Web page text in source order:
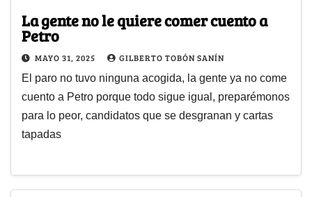
La gente no le quiere comer cuento a
Petro
MAYO 31, 2025 GILBERTO TOBÓN SANÍN
El paro no tuvo ninguna acogida, la gente ya no come
cuento a Petro porque todo sigue igual, preparémonos
para lo peor, candidatos que se desgranan y cartas
tapadas